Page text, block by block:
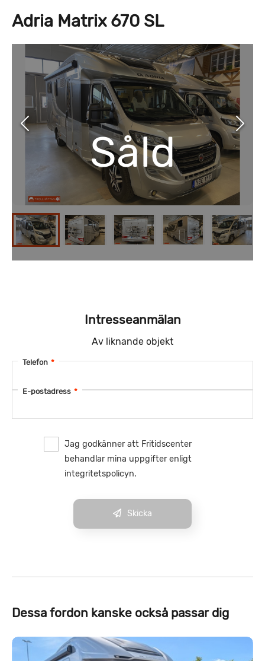
Adria Matrix 670 SL
Såld
Intresseanmälan
Av liknande objekt
Telefon *
E-postadress *
Jag godkänner att Fritidscenter
behandlar mina uppgifter enligt
integritetspolicyn.
Skicka
Dessa fordon kanske också passar dig